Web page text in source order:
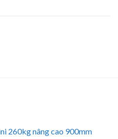
260kg nâng cao 900mm